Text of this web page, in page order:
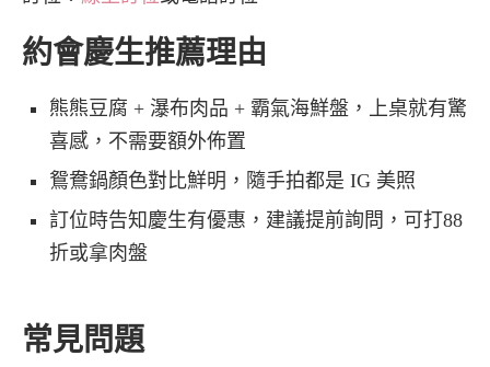
約會慶生推薦理由
熊熊豆腐 + 瀑布肉品 + 霸氣海鮮盤，上桌就有驚
喜感，不需要額外佈置
鴛鴦鍋顏色對比鮮明，隨手拍都是 IG 美照
訂位時告知慶生有優惠，建議提前詢問，可打88
折或拿肉盤
常見問題